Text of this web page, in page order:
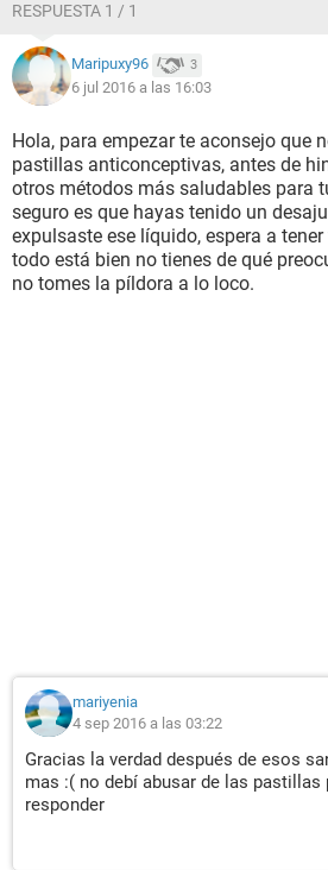
RESPUESTA 1 / 1
Maripuxy96 3
6 jul 2016 a las 16:03
Hola, para empezar te aconsejo que
pastillas anticonceptivas, antes de
otros métodos más saludables para
seguro es que hayas tenido un
expulsaste ese líquido, espera a
todo está bien no tienes de qué
no tomes la píldora a lo loco.
mariyenia
4 sep 2016 a las 03:22
Gracias la verdad después de esos
mas :( no debí abusar de las
responder